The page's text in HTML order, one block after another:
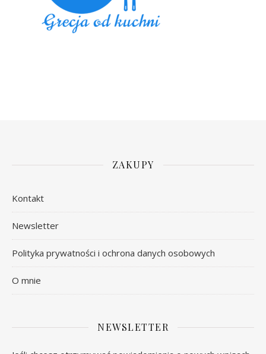
ZAKUPY
Kontakt
Newsletter
Polityka prywatności i ochrona danych osobowych
O mnie
NEWSLETTER